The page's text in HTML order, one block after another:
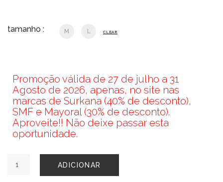
tamanho : M L CLEAR
Promoção válida de 27 de julho a 31
Agosto de 2026, apenas, no site nas
marcas de Surkana (40% de desconto),
SMF e Mayoral (30% de desconto).
Aproveite!! Não deixe passar esta
oportunidade.
de
ADICIONAR